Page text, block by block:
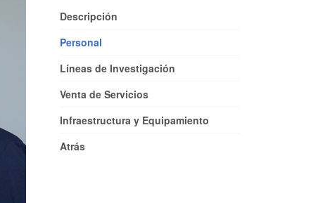
Descripción
Personal
Líneas de Investigación
Venta de Servicios
Infraestructura y Equipamiento
Atrás